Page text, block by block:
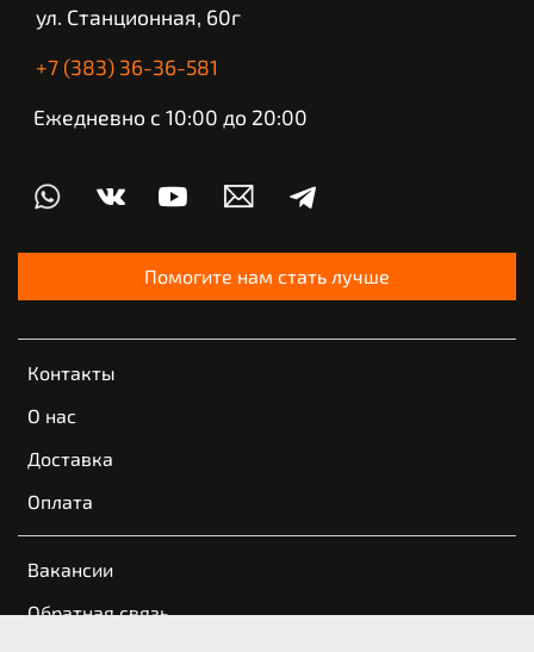
Контакты
О нас
Доставка
Оплата
Вакансии
Обратная связь
ул. Станционная, 60г
+7 (383) 36-36-581
Ежедневно с 10:00 до 20:00
Помогите нам стать лучше